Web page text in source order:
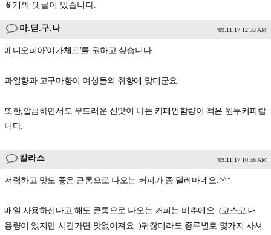
6 개의 댓글이 있습니다.
마.딛.구.나 '09.11.17 12:33 AM
에디오피아'이가체프'를 권하고 싶습니다.
과일향과 고구마향이 여성들의 취향에 맞더군요.
또한,깔끔하면서도 부드러운 신맛이 나는 카페인함량이 적은 원두커피랍
니다.
칼라스 '09.11.17 10:38 AM
저렴하고 맛도 좋은 큰통으로 나오는 커피가 좀 딜레마네요.^^*
매일 사용하신다고 해도 큰통으로 나오는 커피는 비추에요..(코스코 대
용량이 있지만 시간가면 맛없어져요..)귀찮더라도 종류별로 몇가지 사셔